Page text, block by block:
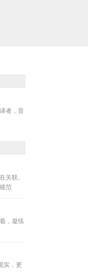
者，音
关联、
范
，凝练
实，更